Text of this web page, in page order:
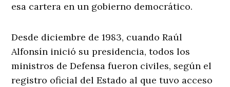
esa cartera en un gobierno democrático.
Desde diciembre de 1983, cuando Raúl
Alfonsín inició su presidencia, todos los
ministros de Defensa fueron civiles, según el
registro oficial del Estado al que tuvo acceso